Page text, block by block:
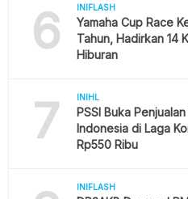
6 INIFLASH
Yamaha Cup Race
Tahun, Hadirkan 14
Hiburan
7 INIHL
PSSI Buka
Indonesia di Laga
Rp550 Ribu
INIFLASH